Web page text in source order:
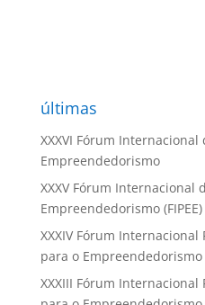
últimas
XXXVI Fórum
Empreendedorismo
XXXV Fórum Internacional
Empreendedorismo (FIPEE)
XXXIV Fórum
para o Empreendedorismo
XXXIII Fórum